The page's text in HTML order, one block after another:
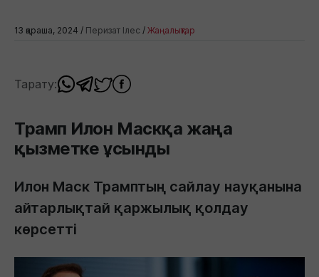
13 қараша, 2024 / Перизат Ілес / Жаңалықтар
Тарату:
Трамп Илон Маскқа жаңа
қызметке ұсынды
Илон Маск Трамптың сайлау науқанына
айтарлықтай қаржылық қолдау
көрсетті